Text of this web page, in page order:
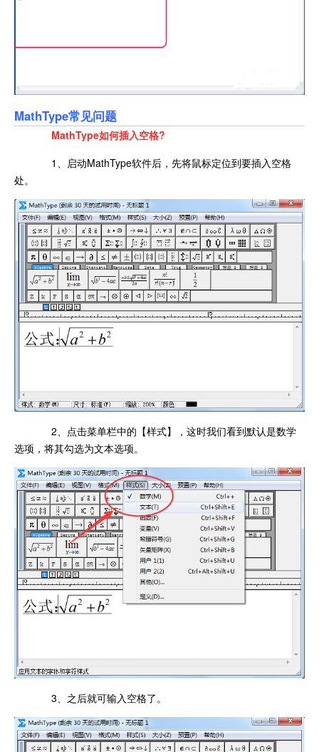
MathType常见问题
MathType如何插入空格?
1、启动MathType软件后，先将鼠标定位到要插入空格
处。
2、点击菜单栏中的【样式】，这时我们看到默认是数学
选项，将其勾选为文本选项。
3、之后就可输入空格了。